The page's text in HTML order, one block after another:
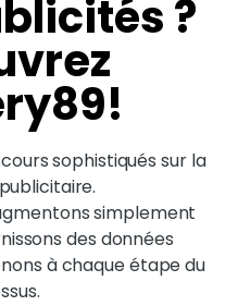
?
sophistiqués sur la
simplement
des données
à chaque étape du